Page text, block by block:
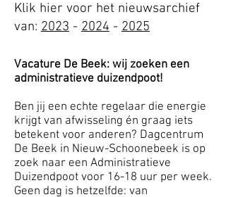
Klik hier voor het nieuwsarchief
van: 2023 - 2024 - 2025
Vacature De Beek: wij zoeken een
administratieve duizendpoot!
Ben jij een echte regelaar die energie
krijgt van afwisseling én graag iets
betekent voor anderen? Dagcentrum
De Beek in Nieuw-Schoonebeek is op
zoek naar een Administratieve
Duizendpoot voor 16-18 uur per week.
Geen dag is hetzelfde: van